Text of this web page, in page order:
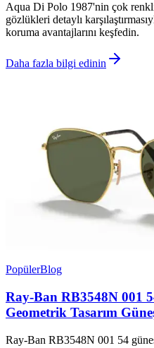
Aqua Di Polo 1987'nin çok
gözlükleri detaylı
koruma avantajlarını keşfedin.
Daha fazla bilgi edinin
PopülerBlog
Ray-Ban RB3548N 001
Geometrik Tasarım
Ray-Ban RB3548N 001 54